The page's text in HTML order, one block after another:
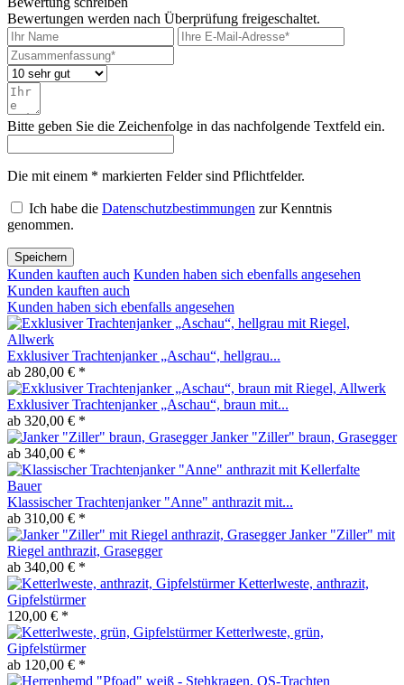
Bewertungen werden nach Überprüfung freigeschaltet.
Bitte geben Sie die Zeichenfolge in das nachfolgende Textfeld ein.
Die mit einem * markierten Felder sind Pflichtfelder.
Ich habe die Datenschutzbestimmungen zur Kenntnis
genommen.
Speichern
Kunden kauften auch Kunden haben sich ebenfalls angesehen
Kunden kauften auch
Kunden haben sich ebenfalls angesehen
Exklusiver Trachtenjanker „Aschau“, hellgrau...
ab 280,00 € *
Exklusiver Trachtenjanker „Aschau“, braun mit...
ab 320,00 € *
Janker "Ziller" braun, Grasegger
ab 340,00 € *
Klassischer Trachtenjanker "Anne" anthrazit mit...
ab 310,00 € *
Janker "Ziller" mit
Riegel anthrazit, Grasegger
ab 340,00 € *
Ketterlweste, anthrazit,
Gipfelstürmer
120,00 € *
Ketterlweste, grün,
Gipfelstürmer
ab 120,00 € *